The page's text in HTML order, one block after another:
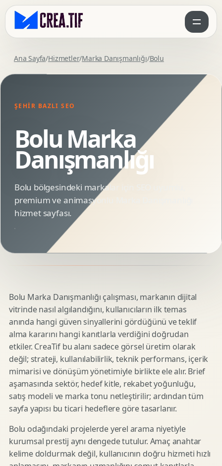
Ana Sayfa/Hizmetler/Marka Danışmanlığı/Bolu
ŞEHIR BAZLI SEO
Bolu Marka
Danışmanlığı
Bolu bölgesindeki markalar için SEO uyumlu,
premium ve animasyonlu Marka Danışmanlığı
hizmet sayfası.
Bolu Marka Danışmanlığı çalışması, markanın dijital
vitrinde nasıl algılandığını, kullanıcıların ilk temas
anında hangi güven sinyallerini gördüğünü ve teklif
alma kararını hangi kanıtlarla verdiğini doğrudan
etkiler. CreaTif bu alanı sadece görsel üretim olarak
değil; strateji, kullanılabilirlik, teknik performans, içerik
mimarisi ve dönüşüm yönetimiyle birlikte ele alır. Brief
aşamasında sektör, hedef kitle, rekabet yoğunluğu,
satış modeli ve marka tonu netleştirilir; ardından tüm
sayfa yapısı bu ticari hedeflere göre tasarlanır.
Bolu odağındaki projelerde yerel arama niyetiyle
kurumsal prestij aynı dengede tutulur. Amaç anahtar
kelime doldurmak değil, kullanıcının doğru hizmeti hızlı